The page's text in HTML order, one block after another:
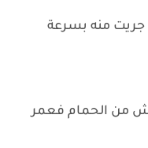
جريت منه بسرعة
من الحمام فعمر